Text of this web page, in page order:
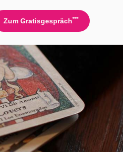
Zum Gratisgespräch***